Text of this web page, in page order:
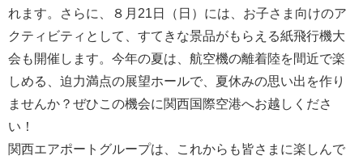
れます。さらに、８月21日（日）には、お子さま向けのア
クティビティとして、すてきな景品がもらえる紙飛行機大
会も開催します。今年の夏は、航空機の離着陸を間近で楽
しめる、迫力満点の展望ホールで、夏休みの思い出を作り
ませんか？ぜひこの機会に関西国際空港へお越しくださ
い！
関西エアポートグループは、これからも皆さまに楽しんで